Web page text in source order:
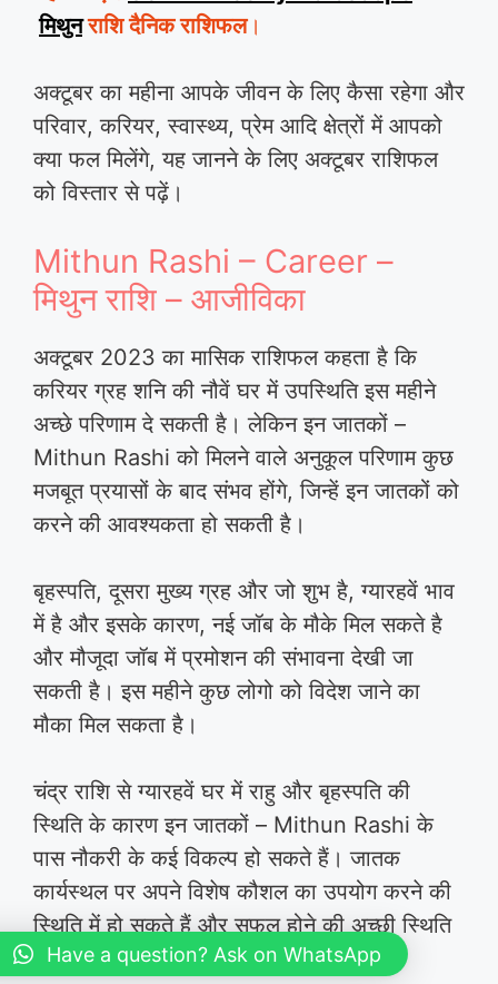
मिथुनराशि दैनिक राशिफल।
अक्टूबर का महीना आपके जीवन के लिए कैसा रहेगा और
परिवार, करियर, स्वास्थ्य, प्रेम आदि क्षेत्रों में आपको
क्या फल मिलेंगे, यह जानने के लिए अक्टूबर राशिफल
को विस्तार से पढ़ें।
Mithun Rashi – Career –
मिथुन राशि – आजीविका
अक्टूबर 2023 का मासिक राशिफल कहता है कि
करियर ग्रह शनि की नौवें घर में उपस्थिति इस महीने
अच्छे परिणाम दे सकती है। लेकिन इन जातकों –
Mithun Rashi को मिलने वाले अनुकूल परिणाम कुछ
मजबूत प्रयासों के बाद संभव होंगे, जिन्हें इन जातकों को
करने की आवश्यकता हो सकती है।
बृहस्पति, दूसरा मुख्य ग्रह और जो शुभ है, ग्यारहवें भाव
में है और इसके कारण, नई जॉब के मौके मिल सकते है
और मौजूदा जॉब में प्रमोशन की संभावना देखी जा
सकती है। इस महीने कुछ लोगो को विदेश जाने का
मौका मिल सकता है।
चंद्र राशि से ग्यारहवें घर में राहु और बृहस्पति की
स्थिति के कारण इन जातकों – Mithun Rashi के
पास नौकरी के कई विकल्प हो सकते हैं। जातक
कार्यस्थल पर अपने विशेष कौशल का उपयोग करने की
स्थिति में हो सकते हैं और सफल होने की अच्छी स्थिति
में हो सकते हैं।
Have a question? Ask on WhatsApp